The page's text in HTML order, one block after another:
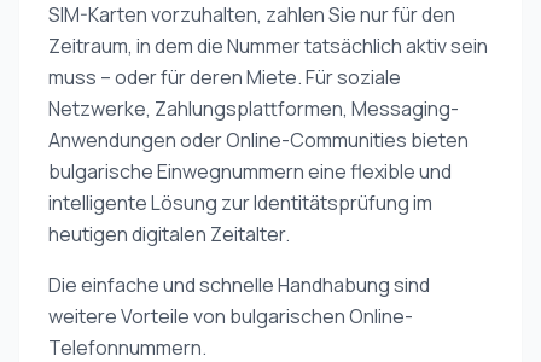
SIM-Karten vorzuhalten, zahlen Sie nur für den
Zeitraum, in dem die Nummer tatsächlich aktiv sein
muss – oder für deren Miete. Für soziale
Netzwerke, Zahlungsplattformen, Messaging-
Anwendungen oder Online-Communities bieten
bulgarische Einwegnummern eine flexible und
intelligente Lösung zur Identitätsprüfung im
heutigen digitalen Zeitalter.
Die einfache und schnelle Handhabung sind
weitere Vorteile von bulgarischen Online-
Telefonnummern.